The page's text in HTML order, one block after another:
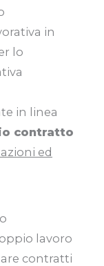
in
lo
in linea
contratto
ed
lavoro
contratti